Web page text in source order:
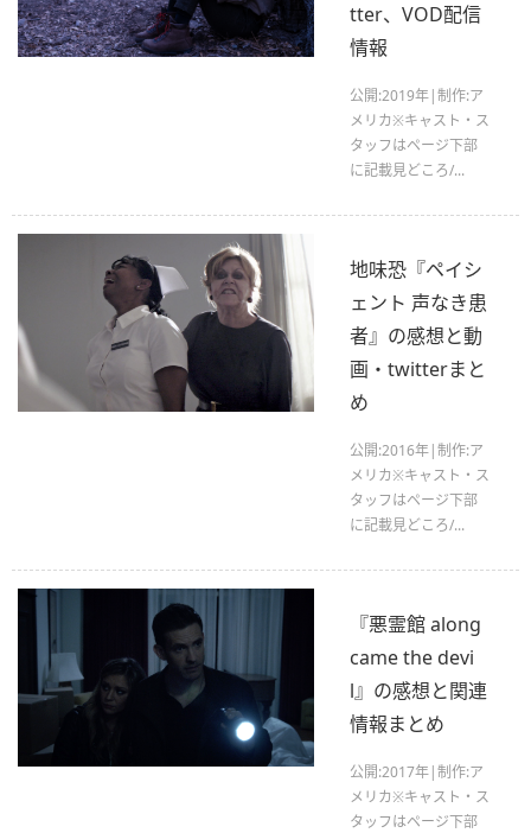
tter、VOD配信
情報
公開:2019年|制作:ア
メリカ※キャスト・ス
タッフはページ下部
に記載見どころ/...
地味恐『ペイシ
ェント 声なき患
者』の感想と動
画・twitterまと
め
公開:2016年|制作:ア
メリカ※キャスト・ス
タッフはページ下部
に記載見どころ/...
『悪霊館 along
came the devi
l』の感想と関連
情報まとめ
公開:2017年|制作:ア
メリカ※キャスト・ス
タッフはページ下部